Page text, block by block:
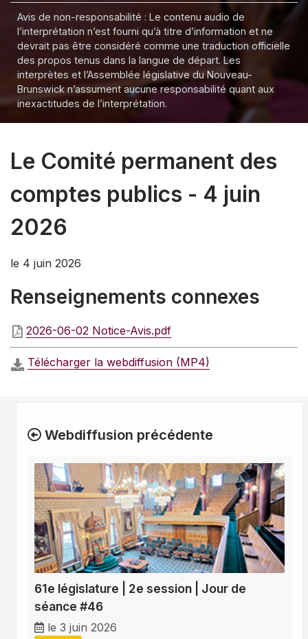
Avis de non-responsabilité : Le contenu audio de
l’interprétation n’est fourni qu’à titre d’information et ne
devrait pas être considéré comme une traduction officielle
des propos tenus dans la langue de départ. Les
interprètes et l’Assemblée législative du Nouveau-
Brunswick n’assument aucune responsabilité quant aux
inexactitudes de l’interprétation.
Le Comité permanent des
comptes publics - 4 juin
2026
le 4 juin 2026
Renseignements connexes
2026-06-02 Notice-Avis.pdf
Télécharger la webdiffusion (MP4)
Webdiffusion précédente
61e législature | 2e session | Jour de
séance #46
le 3 juin 2026